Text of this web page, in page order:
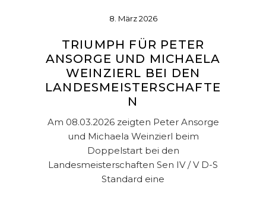
8. März 2026
TRIUMPH FÜR PETER
ANSORGE UND MICHAELA
WEINZIERL BEI DEN
LANDESMEISTERSCHAFTE
N
Am 08.03.2026 zeigten Peter Ansorge
und Michaela Weinzierl beim
Doppelstart bei den
Landesmeisterschaften Sen IV / V D-S
Standard eine